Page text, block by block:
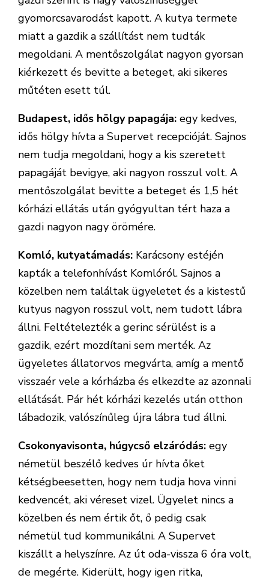
gyomorcsavarodást kapott. A kutya termete
miatt a gazdik a szállítást nem tudták
megoldani. A mentőszolgálat nagyon gyorsan
kiérkezett és bevitte a beteget, aki sikeres
műtéten esett túl.
Budapest, idős hölgy papagája: egy kedves,
idős hölgy hívta a Supervet recepcióját. Sajnos
nem tudja megoldani, hogy a kis szeretett
papagáját bevigye, aki nagyon rosszul volt. A
mentőszolgálat bevitte a beteget és 1,5 hét
kórházi ellátás után gyógyultan tért haza a
gazdi nagyon nagy örömére.
Komló, kutyatámadás: Karácsony estéjén
kapták a telefonhívást Komlóról. Sajnos a
közelben nem találtak ügyeletet és a kistestű
kutyus nagyon rosszul volt, nem tudott lábra
állni. Feltételezték a gerinc sérülést is a
gazdik, ezért mozdítani sem merték. Az
ügyeletes állatorvos megvárta, amíg a mentő
visszaér vele a kórházba és elkezdte az azonnali
ellátását. Pár hét kórházi kezelés után otthon
lábadozik, valószínűleg újra lábra tud állni.
Csokonyavisonta, húgycső elzáródás: egy
németül beszélő kedves úr hívta őket
kétségbeesetten, hogy nem tudja hova vinni
kedvencét, aki véreset vizel. Ügyelet nincs a
közelben és nem értik őt, ő pedig csak
németül tud kommunikálni. A Supervet
kiszállt a helyszínre. Az út oda-vissza 6 óra volt,
de megérte. Kiderült, hogy igen ritka,